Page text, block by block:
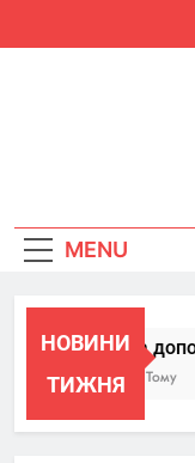
MENU
НОВИНИ
ТИЖНЯ
Україна
6 Місяців Тому